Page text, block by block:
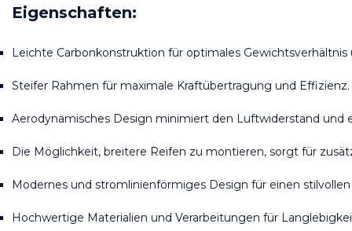
Eigenschaften:
Leichte Carbonkonstruktion für optimales
Steifer Rahmen für maximale Kraftübertragung und Effizienz.
Aerodynamisches Design minimiert den Luftwiderstand und
Die Möglichkeit, breitere Reifen zu montieren, sorgt für
Modernes und stromlinienförmiges Design für einen
Hochwertige Materialien und Verarbeitungen für